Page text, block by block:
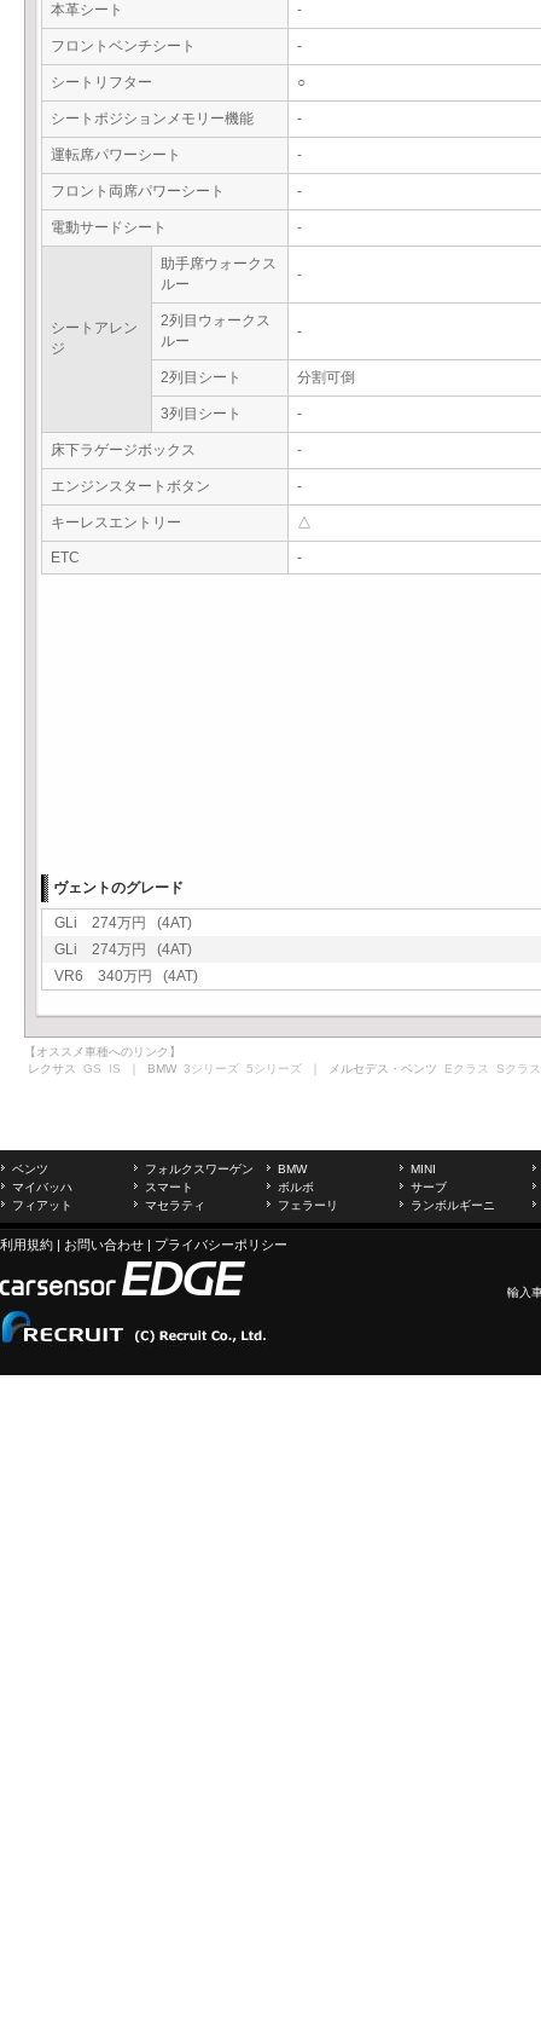
本革シート -
フロントベンチシート -
シートリフター ○
シートポジションメモリー機能 -
運転席パワーシート -
フロント両席パワーシート -
電動サードシート -
シートアレン
ジ
助手席ウォークス
ルー
-
2列目ウォークス
ルー
-
2列目シート 分割可倒
3列目シート -
床下ラゲージボックス -
エンジンスタートボタン -
キーレスエントリー △
ETC -
ヴェントのグレード
GLi 274万円 (4AT)
GLi 274万円 (4AT)
VR6 340万円 (4AT)
【オススメ車種へのリンク】
レクサス GS IS ｜ BMW 3シリーズ 5シリーズ ｜ メルセデス・ベンツ Eクラス Sクラス
ベンツ フォルクスワーゲン BMW
MINI
マイバッハ
スマート ボルボ
サーブ
フィアット
マセラティ フェラーリ ランボルギーニ
利用規約 | お問い合わせ | プライバシーポリシー
輸入